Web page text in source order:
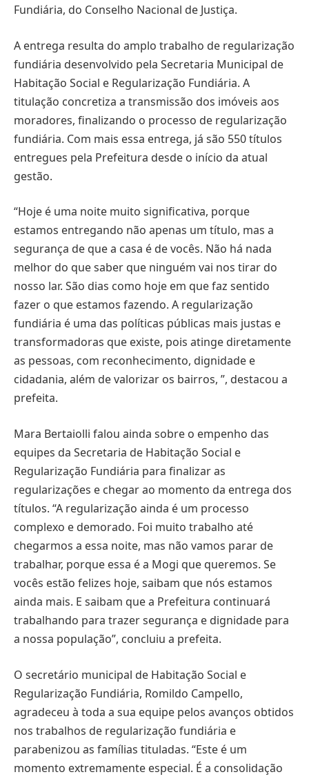
Fundiária, do Conselho Nacional de Justiça.
A entrega resulta do amplo trabalho de regularização
fundiária desenvolvido pela Secretaria Municipal de
Habitação Social e Regularização Fundiária. A
titulação concretiza a transmissão dos imóveis aos
moradores, finalizando o processo de regularização
fundiária. Com mais essa entrega, já são 550 títulos
entregues pela Prefeitura desde o início da atual
gestão.
“Hoje é uma noite muito significativa, porque
estamos entregando não apenas um título, mas a
segurança de que a casa é de vocês. Não há nada
melhor do que saber que ninguém vai nos tirar do
nosso lar. São dias como hoje em que faz sentido
fazer o que estamos fazendo. A regularização
fundiária é uma das políticas públicas mais justas e
transformadoras que existe, pois atinge diretamente
as pessoas, com reconhecimento, dignidade e
cidadania, além de valorizar os bairros, ”, destacou a
prefeita.
Mara Bertaiolli falou ainda sobre o empenho das
equipes da Secretaria de Habitação Social e
Regularização Fundiária para finalizar as
regularizações e chegar ao momento da entrega dos
títulos. “A regularização ainda é um processo
complexo e demorado. Foi muito trabalho até
chegarmos a essa noite, mas não vamos parar de
trabalhar, porque essa é a Mogi que queremos. Se
vocês estão felizes hoje, saibam que nós estamos
ainda mais. E saibam que a Prefeitura continuará
trabalhando para trazer segurança e dignidade para
a nossa população”, concluiu a prefeita.
O secretário municipal de Habitação Social e
Regularização Fundiária, Romildo Campello,
agradeceu à toda a sua equipe pelos avanços obtidos
nos trabalhos de regularização fundiária e
parabenizou as famílias tituladas. “Este é um
momento extremamente especial. É a consolidação